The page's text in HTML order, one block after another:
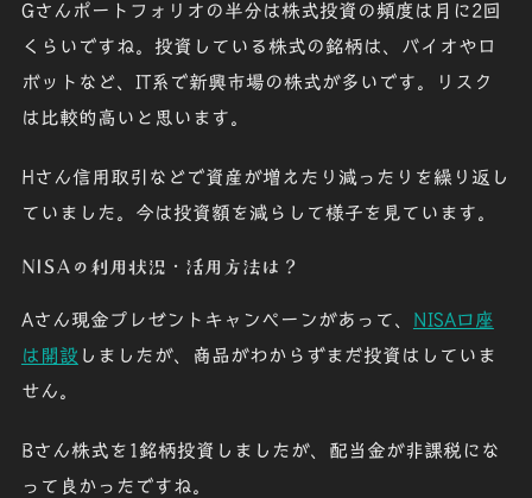
Gさん ポートフォリオの半分は株式投資の頻度は月に2回
くらいですね。投資している株式の銘柄は、バイオやロ
ボットなど、IT系で新興市場の株式が多いです。リスク
は比較的高いと思います。
Hさん信用取引などで資産が増えたり減ったりを繰り返し
ていました。今は投資額を減らして様子を見ています。
NISAの利用状況・活用方法は？
Aさん現金プレゼントキャンペーンがあって、 NISA口座
は開設 しましたが、商品がわからずまだ投資はしていま
せん。
Bさん株式を1銘柄投資しましたが、配当金が非課税にな
って良かったですね。